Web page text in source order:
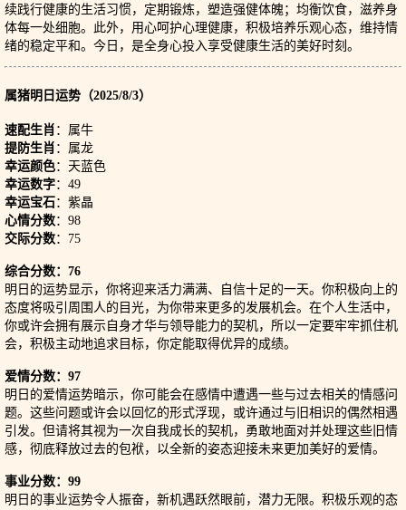
续践行健康的生活习惯，定期锻炼，塑造强健体魄；均衡饮食，滋养身
体每一处细胞。此外，用心呵护心理健康，积极培养乐观心态，维持情
绪的稳定平和。今日，是全身心投入享受健康生活的美好时刻。
属猪明日运势（2025/8/3）
速配生肖 ：属牛
提防生肖 ：属龙
幸运颜色：天蓝色
幸运数字：49
幸运宝石 ：紫晶
心情分数：98
交际分数：75
综合分数：76
明日的运势显示，你将迎来活力满满、自信十足的一天。你积极向上的
态度将吸引周围人的目光，为你带来更多的发展机会。在个人生活中，
你或许会拥有展示自身才华与领导能力的契机，所以一定要牢牢抓住机
会，积极主动地追求目标，你定能取得优异的成绩。
爱情分数：97
明日的爱情运势暗示，你可能会在感情中遭遇一些与过去相关的情感问
题。这些问题或许会以回忆的形式浮现，或许通过与旧相识的偶然相遇
引发。但请将其视为一次自我成长的契机，勇敢地面对并处理这些旧情
感，彻底释放过去的包袱，以全新的姿态迎接未来更加美好的爱情。
事业分数：99
明日的事业运势令人振奋，新机遇跃然眼前，潜力无限。积极乐观的态